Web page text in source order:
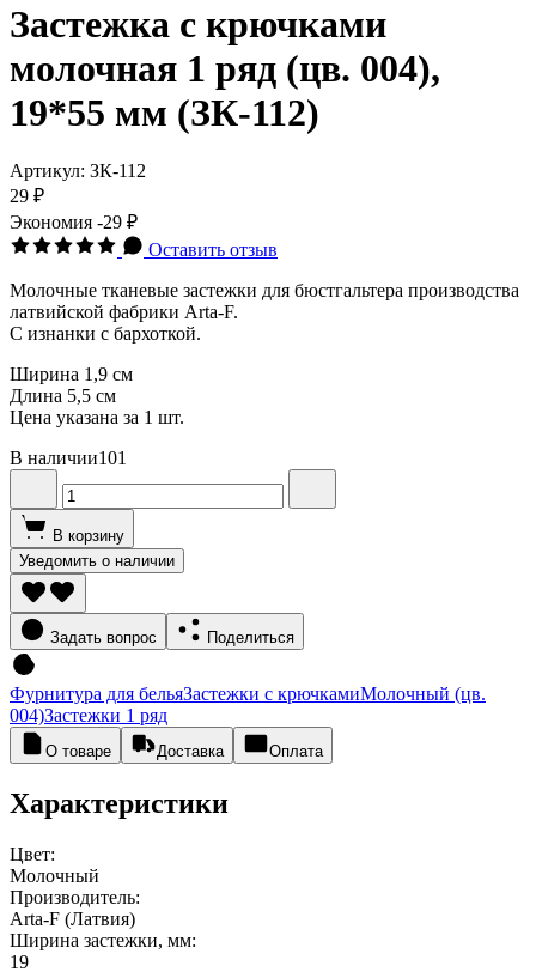
Застежка с крючками
молочная 1 ряд (цв. 004),
19*55 мм (ЗК-112)
Артикул: ЗК-112
29 ₽
Экономия -29 ₽
Оставить отзыв
Молочные тканевые застежки для бюстгальтера производства
латвийской фабрики Arta-F.
С изнанки с бархоткой.
Ширина 1,9 см
Длина 5,5 см
Цена указана за 1 шт.
В наличии101
В корзину
Уведомить о наличии
Задать вопрос Поделиться
Фурнитура для бельяЗастежки с крючкамиМолочный (цв.
004)Застежки 1 ряд
О товаре Доставка Оплата
Характеристики
Цвет:
Молочный
Производитель:
Arta-F (Латвия)
Ширина застежки, мм:
19